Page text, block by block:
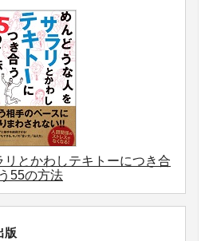
とかわしテキトーにつき合
う55の方法
版